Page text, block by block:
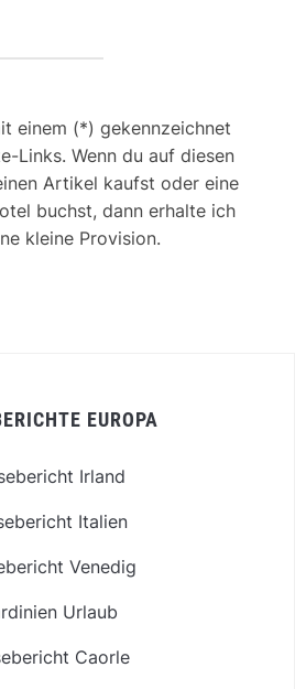
einem (*) gekennzeichnet
Links. Wenn du auf diesen
Artikel kaufst oder eine
buchst, dann erhalte ich
kleine Provision.
EUROPA
Irland
Italien
Venedig
Urlaub
Caorle